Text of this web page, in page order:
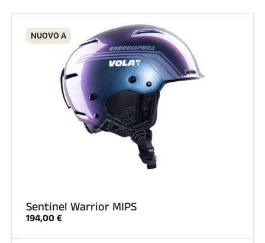
NUOVO A
Sentinel Warrior MIPS
194,00 €